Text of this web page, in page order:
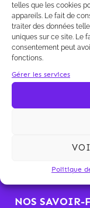
telles que les cookies
appareils. Le fait de
traiter des données
uniques sur ce site. Le
consentement peut
fonctions.
Gérer les services
Politique
Kalliope publie
Kalliope publie
VOIR
NOS SAVOIR-